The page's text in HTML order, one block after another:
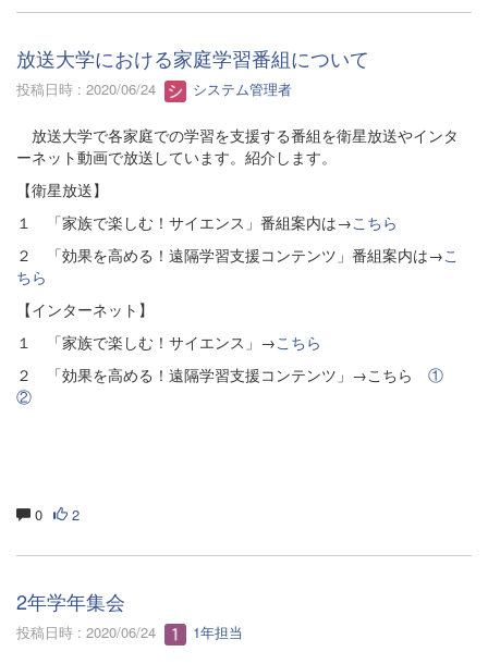
放送大学における家庭学習番組について
投稿日時 : 2020/06/24 システム管理者
放送大学で各家庭での学習を支援する番組を衛星放送やインタ
ーネット動画で放送しています。紹介します。
【衛星放送】
１ 「家族で楽しむ！サイエンス」番組案内は→こちら
２ 「効果を高める！遠隔学習支援コンテンツ」番組案内は→こ
ちら
【インターネット】
１ 「家族で楽しむ！サイエンス」→こちら
２ 「効果を高める！遠隔学習支援コンテンツ」→こちら ①
②
0 2
2年学年集会
投稿日時 : 2020/06/24 1年担当